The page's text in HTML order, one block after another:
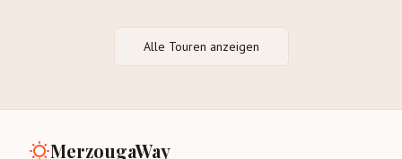
Alle Touren anzeigen
MerzougaWay